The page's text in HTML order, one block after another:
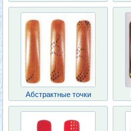
Абстрактные точки